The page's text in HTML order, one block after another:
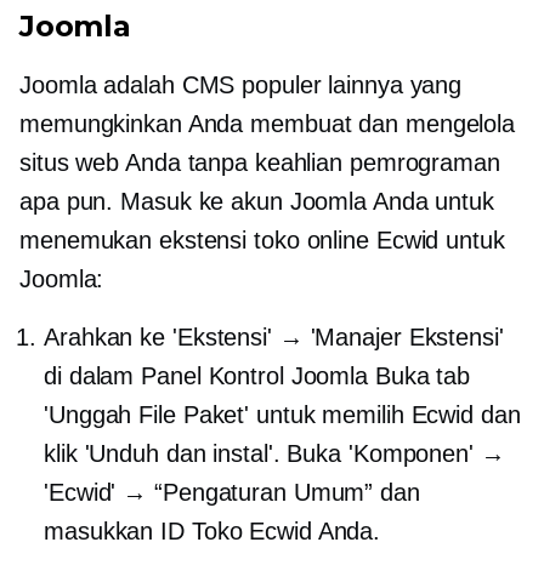
Joomla
Joomla adalah CMS populer lainnya yang
memungkinkan Anda membuat dan mengelola
situs web Anda tanpa keahlian pemrograman
apa pun. Masuk ke akun Joomla Anda untuk
menemukan ekstensi toko online Ecwid untuk
Joomla:
Arahkan ke 'Ekstensi' → 'Manajer Ekstensi'
di dalam Panel Kontrol Joomla Buka tab
'Unggah File Paket' untuk memilih Ecwid dan
klik 'Unduh dan instal'. Buka 'Komponen' →
'Ecwid' → “Pengaturan Umum” dan
masukkan ID Toko Ecwid Anda.